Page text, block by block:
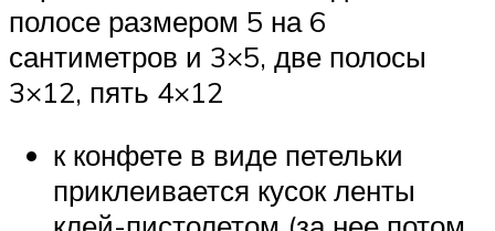
полосе размером 5 на 6
сантиметров и 3×5, две полосы
3×12, пять 4×12
к конфете в виде петельки
приклеивается кусок ленты